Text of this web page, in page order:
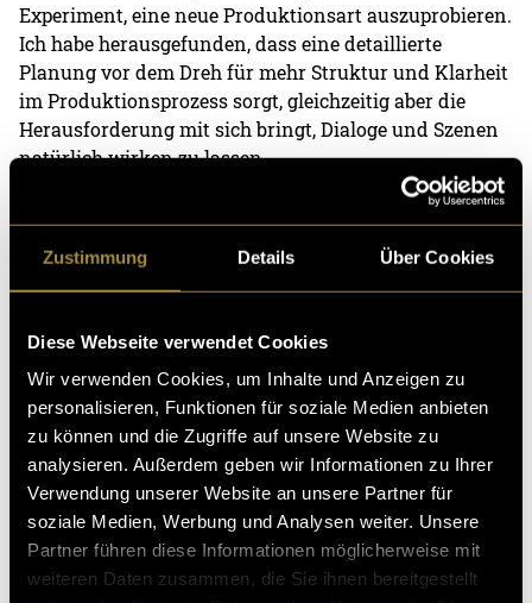
Zustimmung Details Über Cookies
Diese Webseite verwendet Cookies
Wir verwenden Cookies, um Inhalte und Anzeigen zu
personalisieren, Funktionen für soziale Medien anbieten
zu können und die Zugriffe auf unsere Website zu
analysieren. Außerdem geben wir Informationen zu Ihrer
Verwendung unserer Website an unsere Partner für
soziale Medien, Werbung und Analysen weiter. Unsere
Partner führen diese Informationen möglicherweise mit
weiteren Daten zusammen, die Sie ihnen bereitgestellt
Experiment, eine neue Produktionsart auszuprobieren.
Ich habe herausgefunden, dass eine detaillierte
Planung vor dem Dreh für mehr Struktur und Klarheit
im Produktionsprozess sorgt, gleichzeitig aber die
Herausforderung mit sich bringt, Dialoge und Szenen
natürlich wirken zu lassen.
Kritik
Ähnliche Artikel